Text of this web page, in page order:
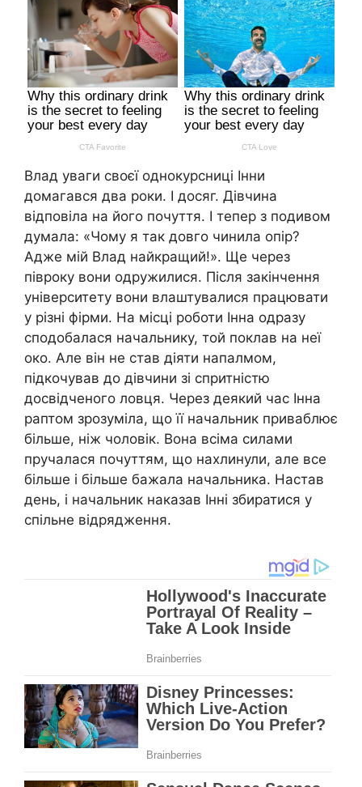
Влад уваги своєї однокурсниці Інни
домагався два роки. І досяг. Дівчина
відповіла на його почуття. І тепер з подивом
думала: «Чому я так довго чинила опір?
Адже мій Влад найкращий!». Ще через
півроку вони одружилися. Після закінчення
університету вони влаштувалися працювати
у різні фірми. На місці роботи Інна одразу
сподобалася начальнику, той поклав на неї
око. Але він не став діяти напалмом,
підкочував до дівчини зі спритністю
досвідченого ловця. Через деякий час Інна
раптом зрозуміла, що її начальник приваблює
більше, ніж чоловік. Вона всіма силами
пручалася почуттям, що нахлинули, але все
більше і більше бажала начальника. Настав
день, і начальник наказав Інні збиратися у
спільне відрядження.